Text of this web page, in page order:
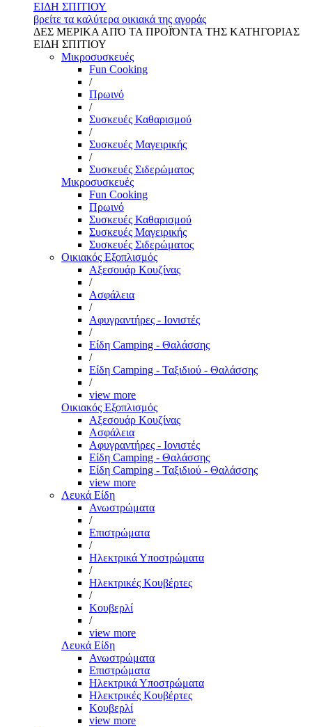
ΕΙΔΗ ΣΠΙΤΙΟΥ
βρείτε τα καλύτερα οικιακά της αγοράς
ΔΕΣ ΜΕΡΙΚΑ ΑΠΌ ΤΑ ΠΡΟΪΌΝΤΑ ΤΗΣ ΚΑΤΗΓΟΡΙΑΣ
ΕΙΔΗ ΣΠΙΤΙΟΥ
Μικροσυσκευές
Fun Cooking
/
Πρωινό
/
Συσκευές Καθαρισμού
/
Συσκευές Μαγειρικής
/
Συσκευές Σιδερώματος
Μικροσυσκευές
Fun Cooking
Πρωινό
Συσκευές Καθαρισμού
Συσκευές Μαγειρικής
Συσκευές Σιδερώματος
Οικιακός Εξοπλισμός
Αξεσουάρ Κουζίνας
/
Ασφάλεια
/
Αφυγραντήρες - Ιονιστές
/
Είδη Camping - Θαλάσσης
/
Είδη Camping - Ταξιδιού - Θαλάσσης
/
view more
Οικιακός Εξοπλισμός
Αξεσουάρ Κουζίνας
Ασφάλεια
Αφυγραντήρες - Ιονιστές
Είδη Camping - Θαλάσσης
Είδη Camping - Ταξιδιού - Θαλάσσης
view more
Λευκά Είδη
Ανωστρώματα
/
Επιστρώματα
/
Ηλεκτρικά Υποστρώματα
/
Ηλεκτρικές Κουβέρτες
/
Κουβερλί
/
view more
Λευκά Είδη
Ανωστρώματα
Επιστρώματα
Ηλεκτρικά Υποστρώματα
Ηλεκτρικές Κουβέρτες
Κουβερλί
view more